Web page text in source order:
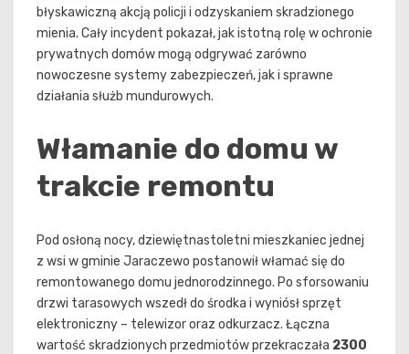
błyskawiczną akcją policji i odzyskaniem skradzionego
mienia. Cały incydent pokazał, jak istotną rolę w ochronie
prywatnych domów mogą odgrywać zarówno
nowoczesne systemy zabezpieczeń, jak i sprawne
działania służb mundurowych.
Włamanie do domu w
trakcie remontu
Pod osłoną nocy, dziewiętnastoletni mieszkaniec jednej
z wsi w gminie Jaraczewo postanowił włamać się do
remontowanego domu jednorodzinnego. Po sforsowaniu
drzwi tarasowych wszedł do środka i wyniósł sprzęt
elektroniczny – telewizor oraz odkurzacz. Łączna
wartość skradzionych przedmiotów przekraczała 2300